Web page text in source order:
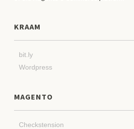
KRAAM
bit.ly
Wordpress
MAGENTO
Checkstension